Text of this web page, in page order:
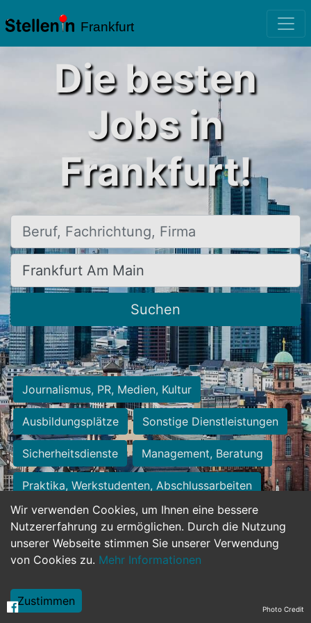
Frankfurt
Wir verwenden Cookies, um Ihnen eine bessere
Nutzererfahrung zu ermöglichen. Durch die Nutzung
unserer Webseite stimmen Sie unserer Verwendung
von Cookies zu. Mehr Informationen
Zustimmen
Die besten
Jobs in
Frankfurt!
Beruf, Fachrichtung, Firma
Ort, Stadt
Suchen
Journalismus, PR, Medien, Kultur
Ausbildungsplätze Sonstige Dienstleistungen
Sicherheitsdienste Management, Beratung
Praktika, Werkstudenten, Abschlussarbeiten
Personalwesen Assistenz, Sekretariat
Hilfskräfte, Aushilfs- und Nebenjobs
Weiterbildung, Studium, duale Ausbildung Photo Credit